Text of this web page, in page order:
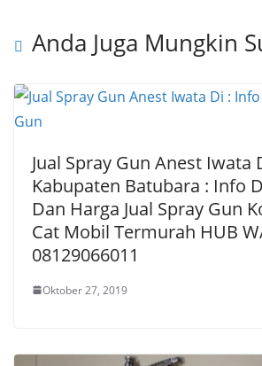
Anda Juga Mungkin
Jual Spray Gun Anest Iwata
Kabupaten Batubara : Info
Dan Harga Jual Spray Gun
Cat Mobil Termurah HUB
08129066011
Oktober 27, 2019